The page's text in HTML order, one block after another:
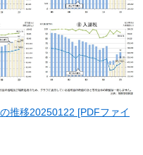
推移20250122 [PDFファイ